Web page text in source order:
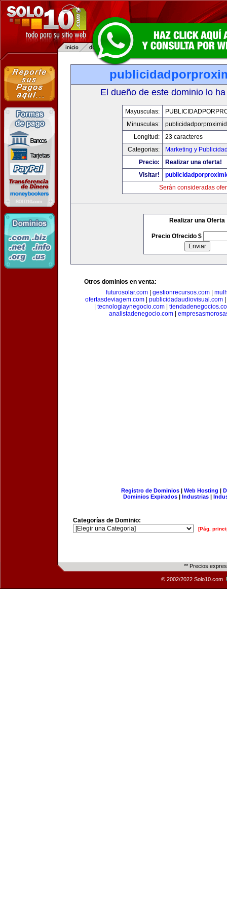
El dueño de este dominio lo
Mayusculas:
Minusculas:
Longitud:
23 caracteres
Categorias:
Marketing y
Precio:
Realizar una oferta!
Visitar!
Serán consideradas
Realizar una Oferta
Precio Ofrecido $
Otros dominios en venta:
futurosolar.com| gestionrecursos.com|
ofertasdeviagem.com| publicidadaudiovisual.com|
tecnologiaynegocio.com
analistadenegocio.com
Registro de Dominios| Web Hosting |
Dominios Expirados | Industrias |
Categorías de Dominio:
[Pág.
** Precios
© 2002/2022 Solo10.com